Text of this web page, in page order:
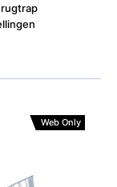
Web Only